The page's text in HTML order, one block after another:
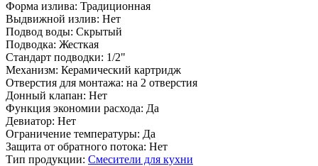
Форма излива: Традиционная
Выдвижной излив: Нет
Подвод воды: Скрытый
Подводка: Жесткая
Стандарт подводки: 1/2"
Механизм: Керамический картридж
Отверстия для монтажа: на 2 отверстия
Донный клапан: Нет
Функция экономии расхода: Да
Девиатор: Нет
Ограничение температуры: Да
Защита от обратного потока: Нет
Тип продукции: Смесители для кухни